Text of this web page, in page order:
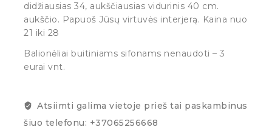
didžiausias 34, aukščiausias vidurinis 40 cm.
aukščio. Papuoš Jūsų virtuvės interjerą. Kaina nuo
21 iki 28
Balionėliai buitiniams sifonams nenaudoti – 3
eurai vnt.
Atsiimti galima vietoje prieš tai paskambinus
šiuo telefonu: +37065256668